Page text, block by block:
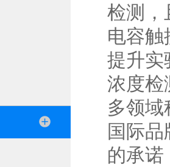
检测，
电容触
提升实
浓度检
多领
国际
的承诺